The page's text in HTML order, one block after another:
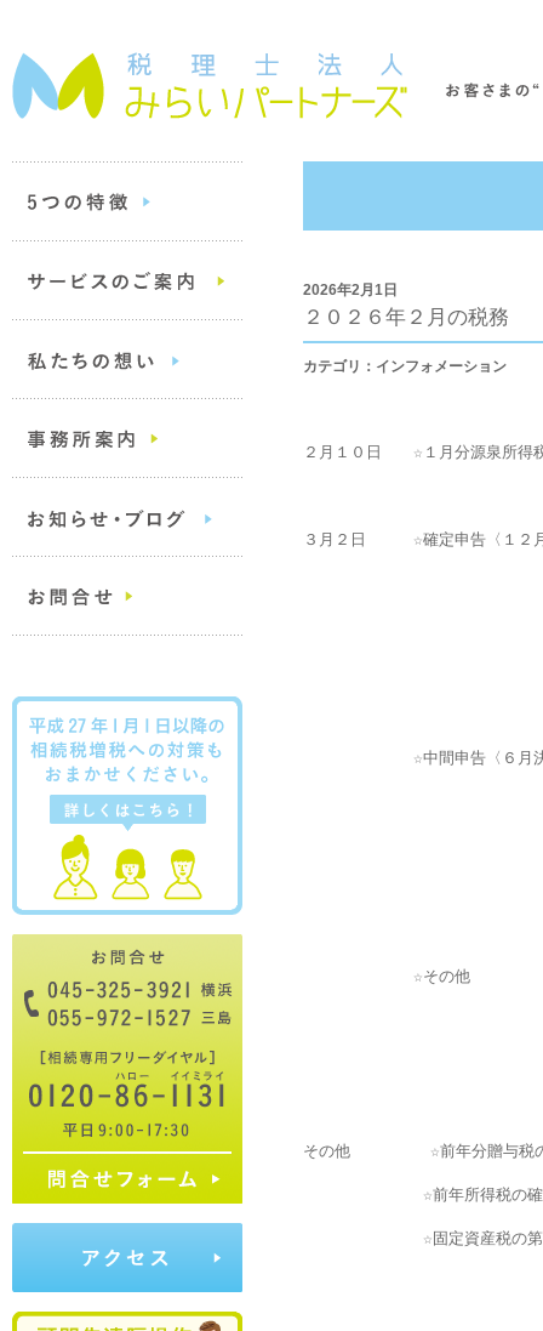
2026年2月1日
２０２６年２月の税務
カテゴリ：インフォメーション